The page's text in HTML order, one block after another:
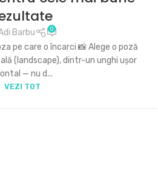
Barbu 0
pe care o încarci 📸 Alege o poză
(landscape), dintr-un unghi ușor
— nu d...
VEZI TOT